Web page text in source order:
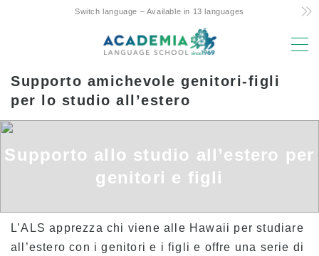
Switch language – Available in 13 languages
Motivi della scelta
Costo ridotto! Impegno e segreti
Hawaii
Supporto amichevole genitori-figli per lo
Facoltà con esperienza
Supporto amichevole genitori-figli
per lo studio all’estero
Supporto allo studio all’estero per
genitori e figli
L’ALS apprezza chi viene alle Hawaii per studiare
all’estero con i genitori e i figli e offre una serie di